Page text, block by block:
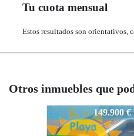
Tu cuota mensual
Estos resultados son orientativos,
Otros inmuebles que
34MONCOFAR-
150.000 €